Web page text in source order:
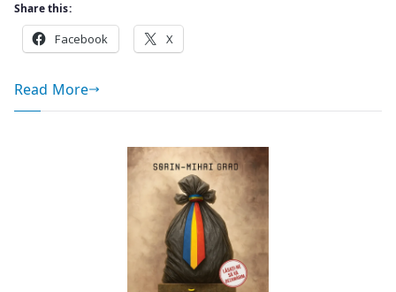
Share this:
Facebook X
Read More